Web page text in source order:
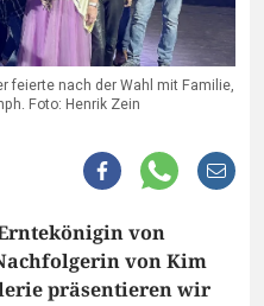
feierte nach der Wahl mit Familie,
Foto: Henrik Zein
von
von Kim
präsentieren wir